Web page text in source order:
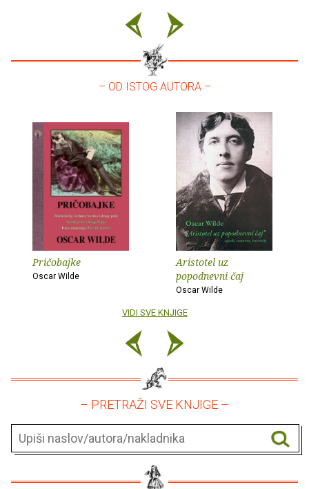
– OD ISTOG AUTORA –
Pričobajke
Oscar Wilde
Aristotel uz
popodnevni čaj
Oscar Wilde
VIDI SVE KNJIGE
– PRETRAŽI SVE KNJIGE –